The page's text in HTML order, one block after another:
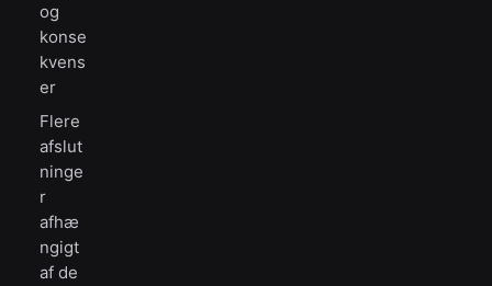
og
konse
kvens
er
Flere
afslut
ninge
r
afhæ
ngigt
af de